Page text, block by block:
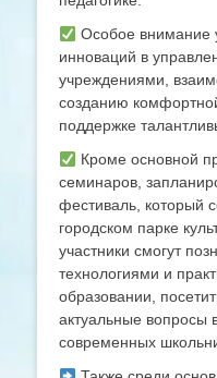
Особое внимание
инноваций в
учреждениями,
созданию
поддержке
Кроме основной
семинаров,
фестиваль, который
городском парке
участники смогут
технологиями и
образовании,
актуальные вопросы
современных